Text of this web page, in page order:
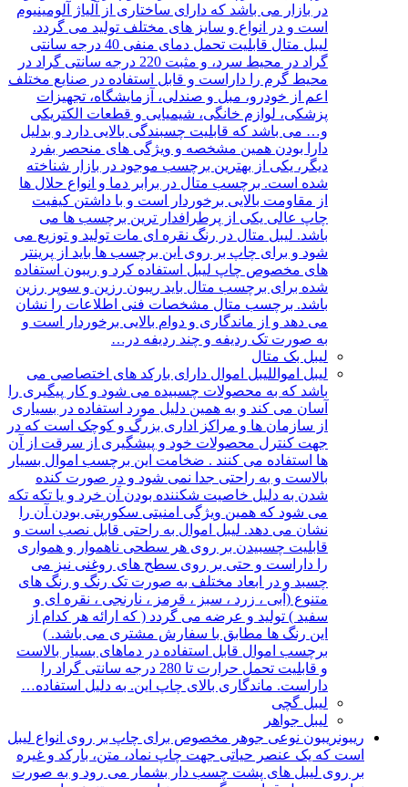
در بازار می باشد که دارای ساختاری از آلیاژ آلومینیوم
است و در انواع و سایز های مختلف تولید می گردد.
لیبل متال قابلیت تحمل دمای منفی 40 درجه سانتی
گراد در محیط سرد، و مثبت 220 درجه سانتی گراد در
محیط گرم را داراست و قابل استفاده در صنایع مختلف
اعم از خودرو، مبل و صندلی، آزمایشگاه، تجهیزات
پزشکی، لوازم خانگی، شیمیایی و قطعات الکتریکی
و… می باشد که قابلیت چسبندگی بالایی دارد و بدلیل
دارا بودن همین مشخصه و ویژگی های منحصر بفرد
دیگر، یکی از بهترین برچسب موجود در بازار شناخته
شده است. برچسب متال در برابر دما و انواع حلال ها
از مقاومت بالایی برخوردار است و با داشتن کیفیت
چاپ عالی یکی از پرطرافدار ترین برچسب ها می
باشد. لیبل متال در رنگ نقره ای مات تولید و توزیع می
شود و برای چاپ بر روی این برچسب ها باید از پرینتر
های مخصوص چاپ لیبل استفاده کرد و ریبون استفاده
شده برای برچسب متال باید ریبون رزین و سوپر رزین
باشد. برچسب متال مشخصات فنی اطلاعات را نشان
می دهد و از ماندگاری و دوام بالایی برخوردار است و
به صورت تک ردیفه و چند ردیفه در…
لیبل بک متال
لیبل امواللیبل اموال دارای بارکد های اختصاصی می
باشد که به محصولات چسبیده می شود و کار پیگیری را
آسان می کند و به همین دلیل مورد استفاده در بسیاری
از سازمان ها و مراکز اداری بزرگ و کوچک است که در
جهت کنترل محصولات خود و پیشگیری از سرقت از آن
ها استفاده می کنند . ضخامت این برچسب اموال بسیار
بالاست و به راحتی جدا نمی شود و در صورت کنده
شدن به دلیل خاصیت شکننده بودن آن خرد و یا تکه تکه
می شود که همین ویژگی امنیتی سکوریتی بودن آن را
نشان می دهد. لیبل اموال به راحتی قابل نصب است و
قابلیت چسبیدن بر روی هر سطحی ناهموار و همواری
را داراست و حتی بر روی سطح های روغنی نیز می
چسبد و در ابعاد مختلف به صورت تک رنگ و رنگ های
متنوع (آبی ، زرد ، سبز ، قرمز ، نارنجی ، نقره ای و
سفید ) تولید و عرضه می گردد ( که ارائه هر کدام از
این رنگ ها مطابق با سفارش مشتری می باشد. )
برچسب اموال قابل استفاده در دماهای بسیار بالاست
و قابلیت تحمل حرارت تا 280 درجه سانتی گراد را
داراست. ماندگاری بالای چاپ این. به دلیل استفاده…
لیبل گچی
لیبل جواهر
ریبونریبون نوعی جوهر مخصوص برای چاپ بر روی انواع لیبل
است که یک عنصر حیاتی جهت چاپ نماد، متن، بارکد و غیره
بر روی لیبل های پشت چسب دار بشمار می رود و به صورت